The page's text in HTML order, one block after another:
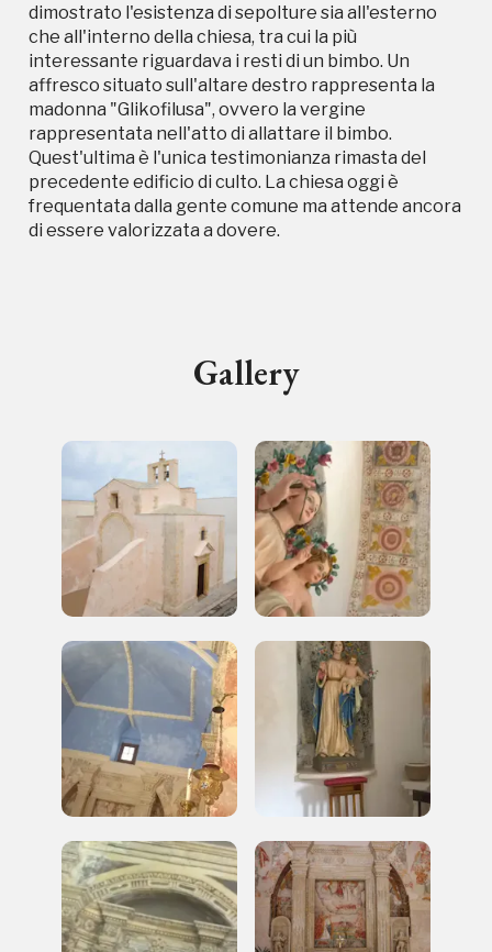
dimostrato l'esistenza di sepolture sia all'esterno
che all'interno della chiesa, tra cui la più
interessante riguardava i resti di un bimbo. Un
affresco situato sull'altare destro rappresenta la
madonna "Glikofilusa", ovvero la vergine
rappresentata nell'atto di allattare il bimbo.
Quest'ultima è l'unica testimonianza rimasta del
precedente edificio di culto. La chiesa oggi è
frequentata dalla gente comune ma attende ancora
di essere valorizzata a dovere.
Gallery
Campagne in corso in questo
luogo
I Luoghi del Cuore
Storico campagne in questo
luogo
I Luoghi del Cuore
2010, 2012, 2014, 2016, 2018, 2020, 2022
Registrati alla newsletter
Accedi alle informazioni per te più interessanti,
a quelle inerenti i luoghi più vicini e gli eventi
organizzati